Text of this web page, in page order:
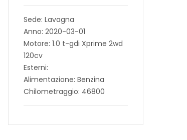
Sede: Lavagna
Anno: 2020-03-01
Motore: 1.0 t-gdi Xprime 2wd
120cv
Esterni:
Alimentazione: Benzina
Chilometraggio: 46800